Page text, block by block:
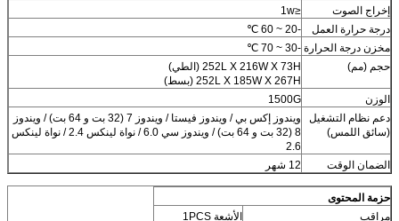
إخراج الصوت
≤1w
درجة حرارة العمل
-20 ~ 60 ℃
مخزن درجة الحرارة -30 ~ 70 ℃
حجم (مم)
252L X 216W X 73H (الطي)
252L X 185W X 267H (بسط)
الوزن
1500G
دعم نظام التشغيل
(سائق اللمس)
ويندوز إكس بي / ويندوز فيستا / ويندوز 7 (32 بت و 64 بت) / ويندوز
8 (32 بت و 64 بت) / ويندوز سي 6.0 / نواة لينكس 2.4 / نواة لينكس
2.6
الضمان الوقت
12 شهر
حزمة المحتوى
مراقب
الأشعة 1PCS